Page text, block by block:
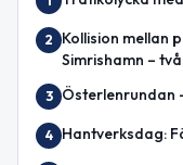
2
Kollision mellan
Simrishamn –
3 Österlenrundan
4
Hantverksdag: